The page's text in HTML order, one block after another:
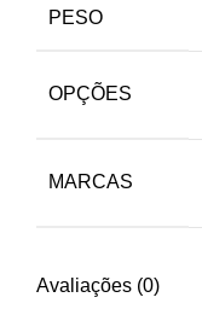
PESO
OPÇÕES
MARCAS
Avaliações (0)